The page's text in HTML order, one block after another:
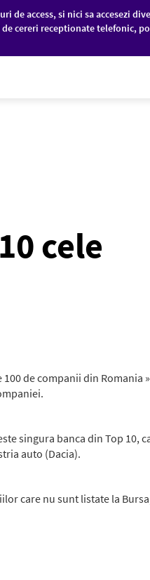
de access, si nici sa accesezi
cereri receptionate telefonic,
cele
de companii din
singura banca din Top
auto (Dacia).
care nu sunt listate la